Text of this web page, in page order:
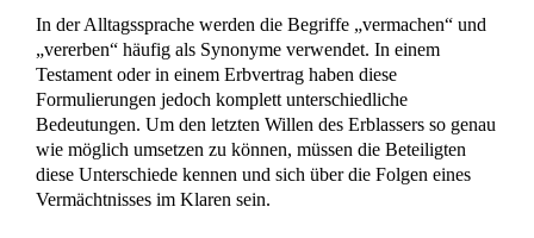
In der Alltagssprache werden die Begriffe „vermachen“ und
„vererben“ häufig als Synonyme verwendet. In einem
Testament oder in einem Erbvertrag haben diese
Formulierungen jedoch komplett unterschiedliche
Bedeutungen. Um den letzten Willen des Erblassers so genau
wie möglich umsetzen zu können, müssen die Beteiligten
diese Unterschiede kennen und sich über die Folgen eines
Vermächtnisses im Klaren sein.